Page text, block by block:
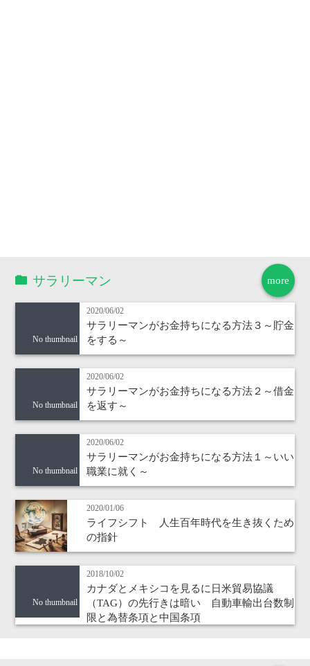
more
サラリーマン
No thumbnail
2020/06/02
サラリーマンがお金持ちになる方法３～貯金
をする～
No thumbnail
2020/06/02
サラリーマンがお金持ちになる方法２～借金
を返す～
No thumbnail
2020/06/02
サラリーマンがお金持ちになる方法１～いい
職業に就く～
2020/01/06
ライフシフト 人生百年時代を生き抜くため
の指針
No thumbnail
2018/10/02
カナダとメキシコを見るに日米貿易協議
（TAG）の先行きは暗い 自動車輸出台数制
限と為替条項と中国条項